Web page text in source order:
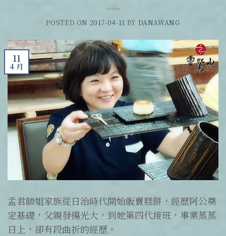
POSTED ON 2017-04-11 BY DANAWANG
11
4 月
孟君師姐家族從日治時代開始販賣糕餅，經歷阿公奠
定基礎，父親發揚光大，到她第四代接班，事業蒸蒸
日上，卻有段曲折的經歷。